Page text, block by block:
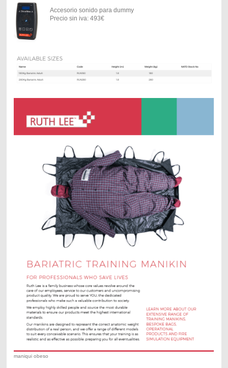
Accesorio sonido para dummy
Precio sin iva: 493€
maniqui obeso